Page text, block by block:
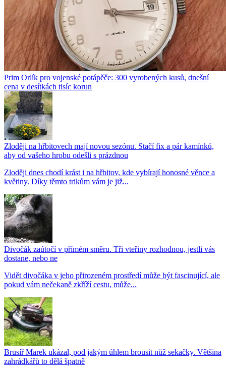
Prim Orlík pro vojenské potápěče: 300 vyrobených kusů, dnešní
cena v desítkách tisíc korun
Zloději na hřbitovech mají novou sezónu. Stačí fix a pár kamínků,
aby od vašeho hrobu odešli s prázdnou
Zloději dnes chodí krást i na hřbitov, kde vybírají honosné věnce a
květiny. Díky těmto trikům vám je již...
Divočák zaútočí v přímém směru. Tři vteřiny rozhodnou, jestli vás
dostane, nebo ne
Vidět divočáka v jeho přirozeném prostředí může být fascinující, ale
pokud vám nečekaně zkříží cestu, může...
Brusíř Marek ukázal, pod jakým úhlem brousit nůž sekačky. Většina
zahrádkářů to dělá špatně